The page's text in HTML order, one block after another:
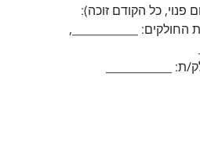
כל הקודם זוכה):
החולקים: ____________,